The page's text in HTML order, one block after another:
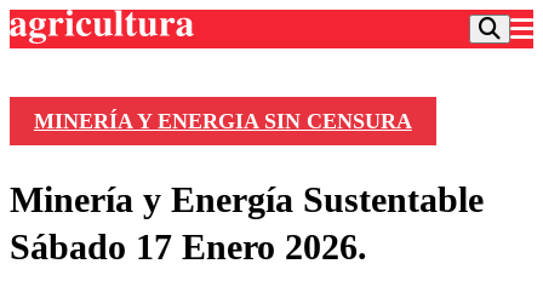
Frecuencias
Agricultura TV
Deportes
MINERÍA Y ENERGIA SIN CENSURA
Minería y Energía Sustentable
Sábado 17 Enero 2026.